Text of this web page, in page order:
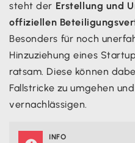
steht der Erstellung und
offiziellen
Besonders für noch
Hinzuziehung eines
ratsam. Diese können
Fallstricke zu umgehen
vernachlässigen.
INFO